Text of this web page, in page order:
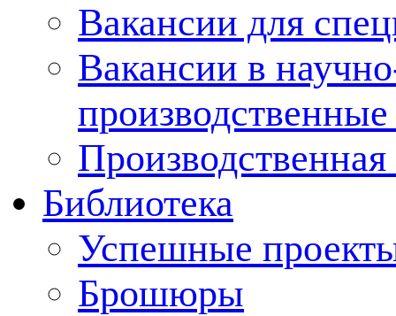
Вакансии для
Вакансии в
Производственная
Библиотека
Успешные
Брошюры